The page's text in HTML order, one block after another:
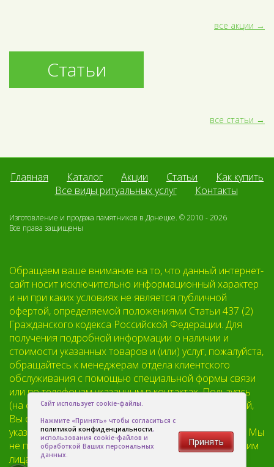
все акции
Статьи
все статьи
Главная Каталог Акции Статьи
Как купить
Все виды ритуальных услуг
Контакты
Изготовление и продажа памятников в Донецке. © 2010 - 2026
Все права защищены
Обращаем ваше внимание на то, что данный интернет-
сайт носит исключительно информационный характер
и ни при каких условиях не является публичной
офертой, определяемой положениями Статьи 437 (2)
Гражданского кодекса Российской Федерации. Для
получения подробной информации о наличии и
стоимости указанных товаров и (или) услуг, пожалуйста,
обращайтесь к менеджерам отдела клиентского
обслуживания с помощью специальной формы связи
или по телефонам указанным в контактах. Пользуясь
(на сайте) формой обратной связи или регистрацией,
Вы соглашаетесь с тем что мы будем хранить
указанную Вами, Вашу персональную информацию. Мы
не предоставляем Вашу личную информацию третьим
лицам, кроме случаев предусмотренных
Сайт использует cookie-файлы.
Нажмите «Принять» чтобы согласиться с
политикой конфиденциальности,
использования cookie-файлов и
обработкой Ваших персональных
данных.
Принять